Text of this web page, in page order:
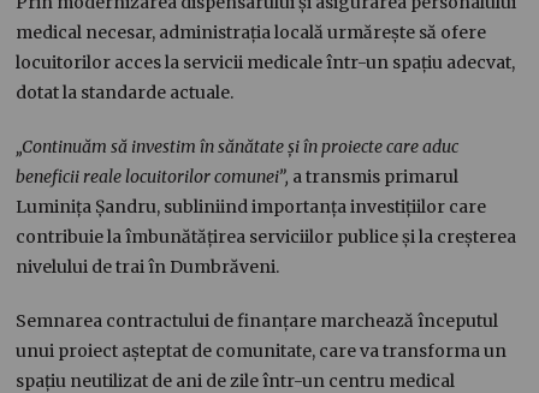
medical necesar, administrația locală urmărește să ofere
locuitorilor acces la servicii medicale într-un spațiu adecvat,
dotat la standarde actuale.
„Continuăm să investim în sănătate și în proiecte care aduc
beneficii reale locuitorilor comunei”, a transmis primarul
Luminița Șandru, subliniind importanța investițiilor care
contribuie la îmbunătățirea serviciilor publice și la creșterea
nivelului de trai în Dumbrăveni.
Semnarea contractului de finanțare marchează începutul
unui proiect așteptat de comunitate, care va transforma un
spațiu neutilizat de ani de zile într-un centru medical